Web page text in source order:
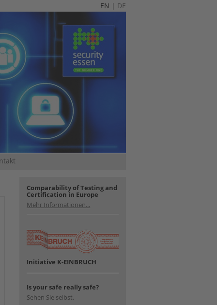
EN | DE
Comparability of Testing and
Certification in Europe
Mehr Informationen...
Initiative K-EINBRUCH
Is your safe really safe?
Sehen Sie selbst.